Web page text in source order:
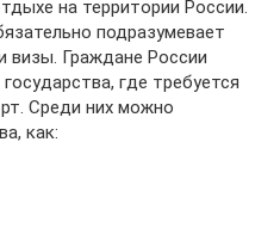
на территории России.
подразумевает
визы. Граждане России
где требуется
Среди них можно
как: